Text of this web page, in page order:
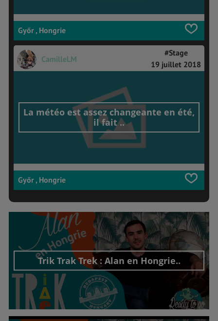
Győr , Hongrie
CamilleLM
#Stage
19 juillet 2018
La météo est assez changeante en été,
il fait ..
Győr , Hongrie
Trik Trak Trek : Alan en Hongrie..